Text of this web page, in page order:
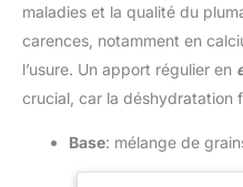
maladies et la qualité du
carences, notamment en
l’usure. Un apport régulier en
crucial, car la déshydratation
Base: mélange de